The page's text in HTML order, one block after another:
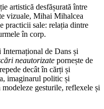
artistică desfășurată între
vizuale, Mihai Mihalcea
practicii sale: relația dintre
în corp.
Internațional de Dans și
neautorizate pornește de
decât în cărți și
imaginarul politic și
gesturile, reflexele și